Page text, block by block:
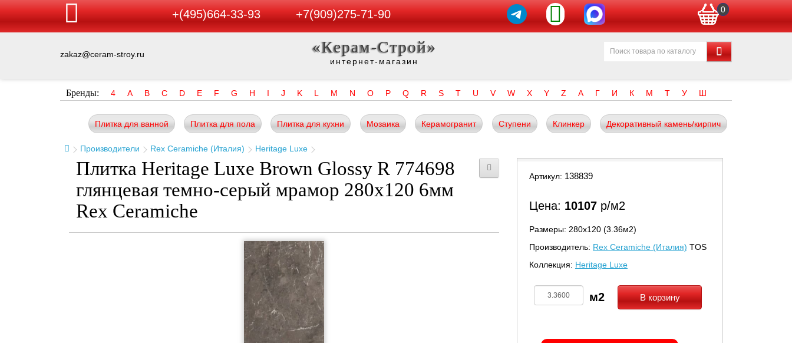
+(495)664-33-93 +7(909)275-71-90 0
zakaz@ceram-stroy.ru «Керам-Строй»
интернет-магазин
Бренды: 4 A B C D E F G H I J K L M N O P Q R S T U V W X Y Z А Г И К М Т У Ш
Плитка для ванной Плитка для пола Плитка для кухни Мозаика Керамогранит Ступени Клинкер Декоративный камень/кирпич
Производители Rex Ceramiche (Италия) Heritage Luxe
Плитка Heritage Luxe Brown Glossy R 774698
глянцевая темно-серый мрамор 280x120 6мм
Rex Ceramiche
Артикул: 138839
Цена: 10107 р/м2
Размеры: 280х120 (3.36м2)
Производитель: Rex Ceramiche (Италия) TOS
Коллекция: Heritage Luxe
В корзину